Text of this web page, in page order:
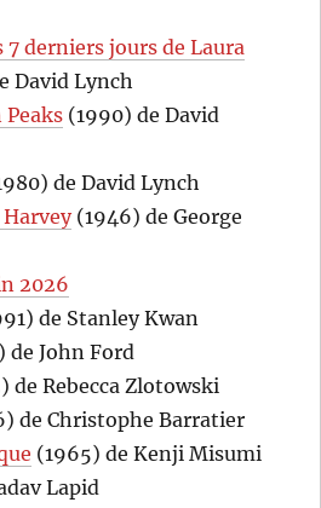
7 derniers jours de Laura
David Lynch
(1990) de David
de David Lynch
(1946) de George
2026
de Stanley Kwan
de John Ford
de Rebecca Zlotowski
de Christophe Barratier
(1965) de Kenji Misumi
Lapid